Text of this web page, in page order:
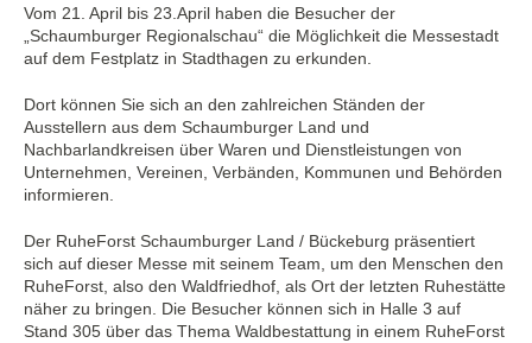
Vom 21. April bis 23.April haben die Besucher der
„Schaumburger Regionalschau“ die Möglichkeit die Messestadt
auf dem Festplatz in Stadthagen zu erkunden.
Dort können Sie sich an den zahlreichen Ständen der
Ausstellern aus dem Schaumburger Land und
Nachbarlandkreisen über Waren und Dienstleistungen von
Unternehmen, Vereinen, Verbänden, Kommunen und Behörden
informieren.
Der RuheForst Schaumburger Land / Bückeburg präsentiert
sich auf dieser Messe mit seinem Team, um den Menschen den
RuheForst, also den Waldfriedhof, als Ort der letzten Ruhestätte
näher zu bringen. Die Besucher können sich in Halle 3 auf
Stand 305 über das Thema Waldbestattung in einem RuheForst